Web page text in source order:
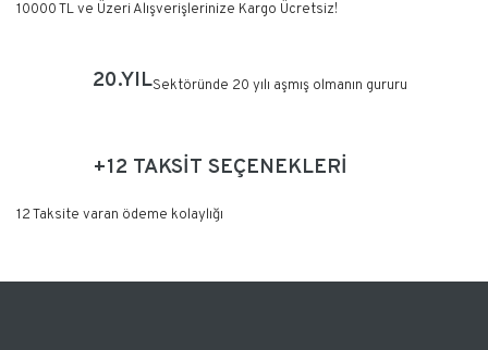
10000 TL ve Üzeri Alışverişlerinize Kargo Ücretsiz!
20.YILSektöründe 20 yılı aşmış olmanın gururu
+12 TAKSİT SEÇENEKLERİ
12 Taksite varan ödeme kolaylığı